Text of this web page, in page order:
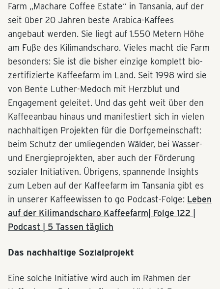
Farm „Machare Coffee Estate“ in Tansania, auf der
seit über 20 Jahren beste Arabica-Kaffees
angebaut werden. Sie liegt auf 1.550 Metern Höhe
am Fuße des Kilimandscharo. Vieles macht die Farm
besonders: Sie ist die bisher einzige komplett bio-
zertifizierte Kaffeefarm im Land. Seit 1998 wird sie
von Bente Luther-Medoch mit Herzblut und
Engagement geleitet. Und das geht weit über den
Kaffeeanbau hinaus und manifestiert sich in vielen
nachhaltigen Projekten für die Dorfgemeinschaft:
beim Schutz der umliegenden Wälder, bei Wasser-
und Energieprojekten, aber auch der Förderung
sozialer Initiativen. Übrigens, spannende Insights
zum Leben auf der Kaffeefarm im Tansania gibt es
in unserer Kaffeewissen to go Podcast-Folge: Leben
auf der Kilimandscharo Kaffeefarm| Folge 122 |
Podcast | 5 Tassen täglich
Das nachhaltige Sozialprojekt
Eine solche Initiative wird auch im Rahmen der